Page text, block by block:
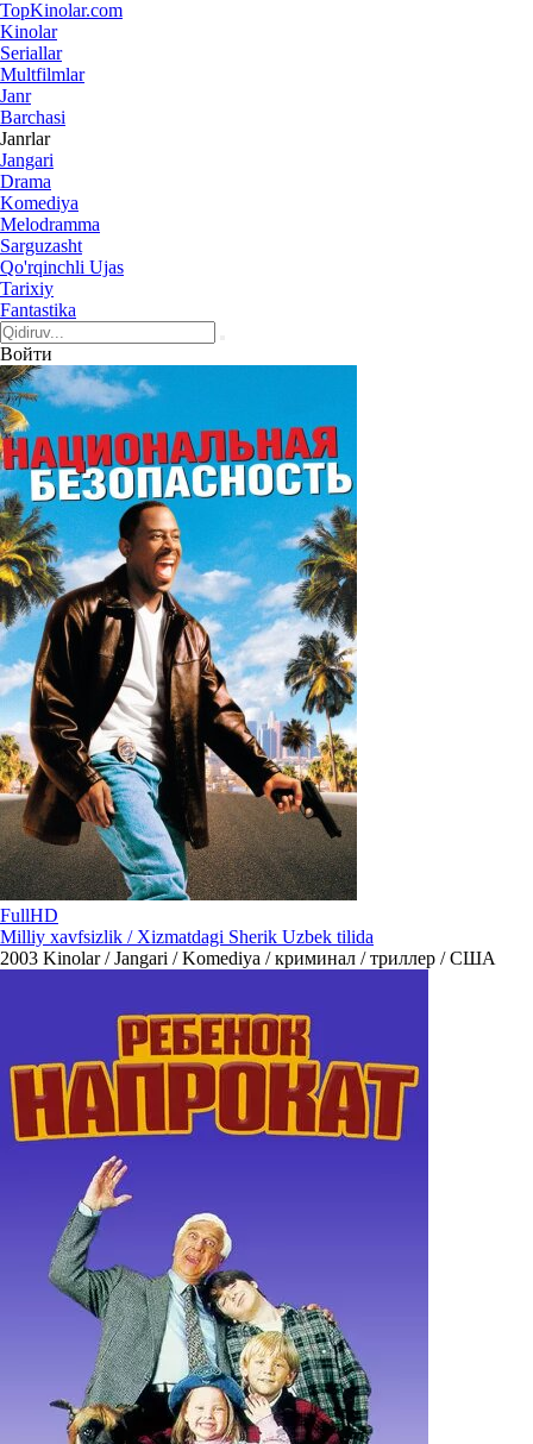
TopKinolar.com
Kinolar
Seriallar
Multfilmlar
Janr
Barchasi
Janrlar
Jangari
Drama
Komediya
Melodramma
Sarguzasht
Qo'rqinchli Ujas
Tarixiy
Fantastika
Войти
FullHD
Milliy xavfsizlik / Xizmatdagi Sherik Uzbek tilida
2003 Kinolar / Jangari / Komediya / криминал / триллер / США